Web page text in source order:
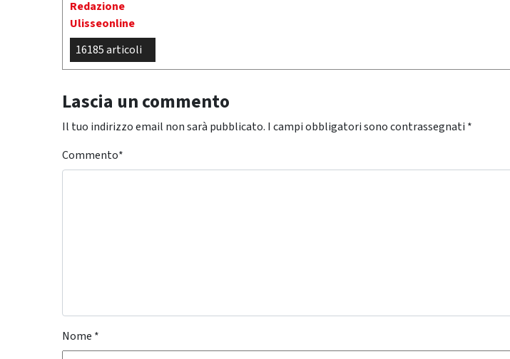
Redazione
Ulisseonline
16185 articoli
Lascia un commento
Il tuo indirizzo email non sarà pubblicato. I campi obbligatori sono contrassegnati *
Commento*
Nome *